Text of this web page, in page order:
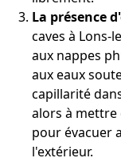
La présence
caves à Lons-
aux nappes
aux eaux
capillarité
alors à mettre
pour évacuer
l'extérieur.